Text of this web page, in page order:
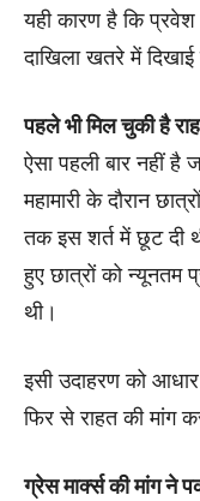
यही कारण है कि
दाखिला खतरे में दिखाई
पहले भी मिल चुकी है
ऐसा पहली बार नहीं है
महामारी के दौरान
तक इस शर्त में छूट दी
हुए छात्रों को न्यूनतम
थी।
इसी उदाहरण को
फिर से राहत की मांग
ग्रेस मार्क्स की मांग ने